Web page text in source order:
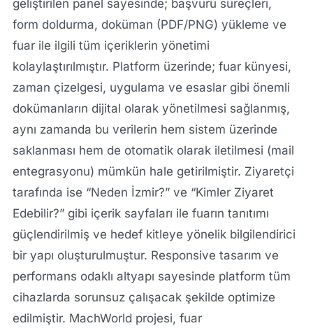
geliştirilen panel sayesinde; başvuru süreçleri,
form doldurma, doküman (PDF/PNG) yükleme ve
fuar ile ilgili tüm içeriklerin yönetimi
kolaylaştırılmıştır. Platform üzerinde; fuar künyesi,
zaman çizelgesi, uygulama ve esaslar gibi önemli
dokümanların dijital olarak yönetilmesi sağlanmış,
aynı zamanda bu verilerin hem sistem üzerinde
saklanması hem de otomatik olarak iletilmesi (mail
entegrasyonu) mümkün hale getirilmiştir. Ziyaretçi
tarafında ise “Neden İzmir?” ve “Kimler Ziyaret
Edebilir?” gibi içerik sayfaları ile fuarın tanıtımı
güçlendirilmiş ve hedef kitleye yönelik bilgilendirici
bir yapı oluşturulmuştur. Responsive tasarım ve
performans odaklı altyapı sayesinde platform tüm
cihazlarda sorunsuz çalışacak şekilde optimize
edilmiştir. MachWorld projesi, fuar